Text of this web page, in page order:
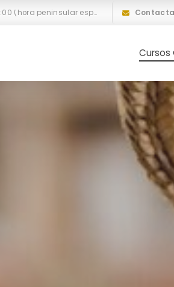
L-V: 10:00 a 18:00 (hora peninsular española)
Cursos